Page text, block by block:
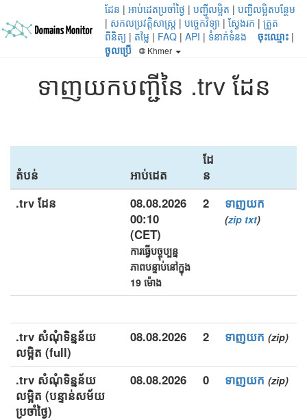
ដែន | អាប់ដេតប្រចាំថ្ងៃ | បញ្ជីលម្អិត | បញ្ជីលម្អិតបន្ថែម
| សកលប្រវត្តិសាស្ត្រ | បច្ចេកវិទ្យា | ស្វែងរក | ត្រួត
ពិនិត្យ | តម្លៃ | FAQ | API | ទំនាក់ទំនង ចុះឈ្មោះ |
ចូលប្រើ
Khmer
ទាញយកបញ្ជីនៃ .trv ដែន
តំបន់ អាប់ដេត
ដែ
ន
.trv ដែន
08.08.2026
00:10
(CET)
ការធ្វើបច្ចុប្បន្ន
ភាពបន្ទាប់នៅក្នុង
19 ម៉ោង
2 ទាញយក
(zip txt)
.trv សំណុំទិន្នន័យ
លម្អិត (full)
08.08.2026 2 ទាញយក (zip)
.trv សំណុំទិន្នន័យ
លម្អិត (បន្ទាន់សម័យ
ប្រចាំថ្ងៃ)
08.08.2026 0 ទាញយក (zip)